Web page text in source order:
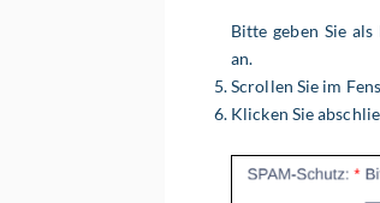
Bitte geben Sie
an.
Scrollen Sie im
Klicken Sie